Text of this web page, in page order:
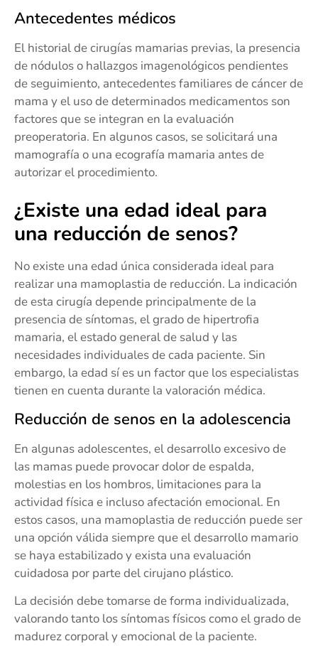
Antecedentes médicos
El historial de cirugías mamarias previas, la presencia
de nódulos o hallazgos imagenológicos pendientes
de seguimiento, antecedentes familiares de cáncer de
mama y el uso de determinados medicamentos son
factores que se integran en la evaluación
preoperatoria. En algunos casos, se solicitará una
mamografía o una ecografía mamaria antes de
autorizar el procedimiento.
¿Existe una edad ideal para
una reducción de senos?
No existe una edad única considerada ideal para
realizar una mamoplastia de reducción. La indicación
de esta cirugía depende principalmente de la
presencia de síntomas, el grado de hipertrofia
mamaria, el estado general de salud y las
necesidades individuales de cada paciente. Sin
embargo, la edad sí es un factor que los especialistas
tienen en cuenta durante la valoración médica.
Reducción de senos en la adolescencia
En algunas adolescentes, el desarrollo excesivo de
las mamas puede provocar dolor de espalda,
molestias en los hombros, limitaciones para la
actividad física e incluso afectación emocional. En
estos casos, una mamoplastia de reducción puede ser
una opción válida siempre que el desarrollo mamario
se haya estabilizado y exista una evaluación
cuidadosa por parte del cirujano plástico.
La decisión debe tomarse de forma individualizada,
valorando tanto los síntomas físicos como el grado de
madurez corporal y emocional de la paciente.